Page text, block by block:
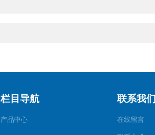
栏目导航
产品中心
联系我们
在线留言